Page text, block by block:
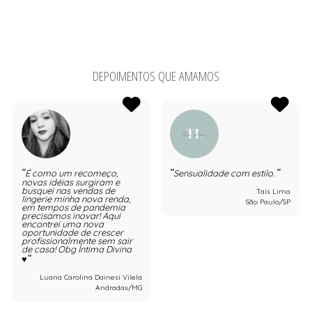
DEPOIMENTOS QUE AMAMOS
É como um recomeço,
novas idéias surgiram e
busquei nas vendas de
lingerie minha nova renda,
em tempos de pandemia
precisamos inovar! Aqui
encontrei uma nova
oportunidade de crescer
profissionalmente sem sair
de casa! Obg Íntima Divina
♥️
Luana Carolina Dainesi Vilela
Andradas/MG
Sensualidade com estilo.
Taís Lima
São Paulo/SP